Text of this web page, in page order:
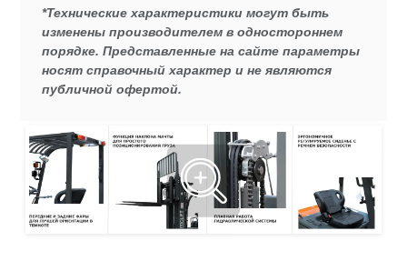
*Технические характеристики могут быть
изменены производителем в одностороннем
порядке. Представленные на сайте параметры
носят справочный характер и не являются
публичной офертой.